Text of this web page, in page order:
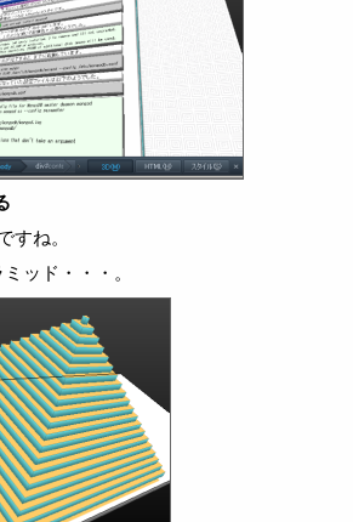
すね。
ッド・・・。